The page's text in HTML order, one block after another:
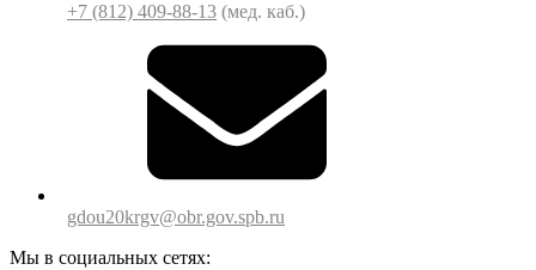
+7 (812) 409-88-13 (мед. каб.)
gdou20krgv@obr.gov.spb.ru
Мы в социальных сетях: